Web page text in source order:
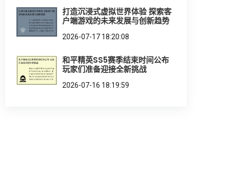
打造沉浸式虚拟世界体验 探索客
户端游戏的未来发展与创新趋势
2026-07-17 18:20:08
和平精英SS5赛季结束时间公布
玩家们准备迎接全新挑战
2026-07-16 18:19:59